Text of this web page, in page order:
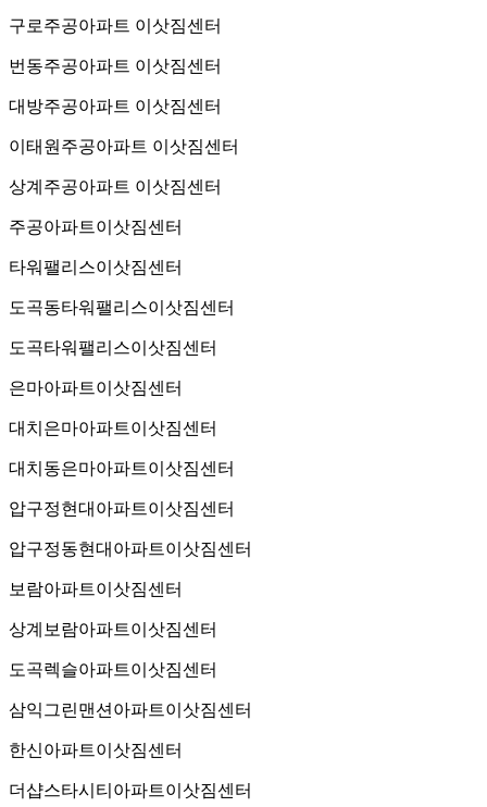
구로주공아파트 이삿짐센터
번동주공아파트 이삿짐센터
대방주공아파트 이삿짐센터
이태원주공아파트 이삿짐센터
상계주공아파트 이삿짐센터
주공아파트이삿짐센터
타워팰리스이삿짐센터
도곡동타워팰리스이삿짐센터
도곡타워팰리스이삿짐센터
은마아파트이삿짐센터
대치은마아파트이삿짐센터
대치동은마아파트이삿짐센터
압구정현대아파트이삿짐센터
압구정동현대아파트이삿짐센터
보람아파트이삿짐센터
상계보람아파트이삿짐센터
도곡렉슬아파트이삿짐센터
삼익그린맨션아파트이삿짐센터
한신아파트이삿짐센터
더샵스타시티아파트이삿짐센터